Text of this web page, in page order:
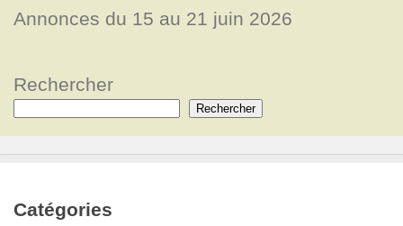
Annonces du 15 au 21 juin 2026
Rechercher
Rechercher
Catégories